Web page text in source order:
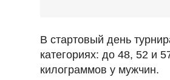
В стартовый день
категориях: до 48, 52 и
килограммов у мужчин.